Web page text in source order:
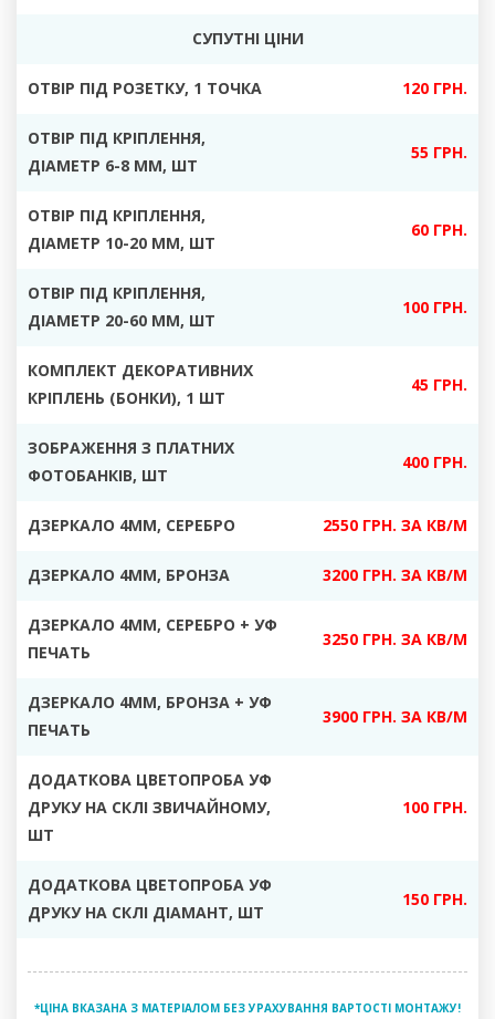
СУПУТНІ ЦІНИ
ОТВІР ПІД РОЗЕТКУ, 1 ТОЧКА 120 ГРН.
ОТВІР ПІД КРІПЛЕННЯ,
ДІАМЕТР 6-8 ММ, ШТ
55 ГРН.
ОТВІР ПІД КРІПЛЕННЯ,
ДІАМЕТР 10-20 ММ, ШТ
60 ГРН.
ОТВІР ПІД КРІПЛЕННЯ,
ДІАМЕТР 20-60 ММ, ШТ
100 ГРН.
КОМПЛЕКТ ДЕКОРАТИВНИХ
КРІПЛЕНЬ (БОНКИ), 1 ШТ
45 ГРН.
ЗОБРАЖЕННЯ З ПЛАТНИХ
ФОТОБАНКІВ, ШТ
400 ГРН.
ДЗЕРКАЛО 4ММ, СЕРЕБРО 2550 ГРН. ЗА КВ/М
ДЗЕРКАЛО 4ММ, БРОНЗА 3200 ГРН. ЗА КВ/М
ДЗЕРКАЛО 4ММ, СЕРЕБРО + УФ
ПЕЧАТЬ
3250 ГРН. ЗА КВ/М
ДЗЕРКАЛО 4ММ, БРОНЗА + УФ
ПЕЧАТЬ
3900 ГРН. ЗА КВ/М
ДОДАТКОВА ЦВЕТОПРОБА УФ
ДРУКУ НА СКЛІ ЗВИЧАЙНОМУ,
ШТ
100 ГРН.
ДОДАТКОВА ЦВЕТОПРОБА УФ
ДРУКУ НА СКЛІ ДІАМАНТ, ШТ
150 ГРН.
*ЦІНА ВКАЗАНА З МАТЕРІАЛОМ БЕЗ УРАХУВАННЯ ВАРТОСТІ МОНТАЖУ!